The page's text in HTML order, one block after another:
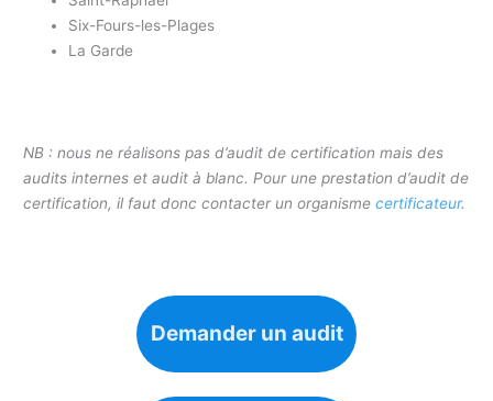
Six-Fours-les-Plages
La Garde
NB : nous ne réalisons pas d’audit de certification mais des
audits internes et audit à blanc. Pour une prestation d’audit de
certification, il faut donc contacter un organismecertificateur.
Demander un audit